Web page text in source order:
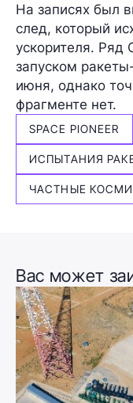
На записях был
след, который
ускорителя. Ряд
запуском
июня, однако
фрагменте нет.
SPACE PIONEER
ИСПЫТАНИЯ
ЧАСТНЫЕ
Вас может